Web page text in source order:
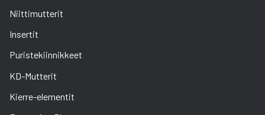
Niittimutterit
Insertit
Puristekiinnikkeet
KD-Mutterit
Kierre-elementit